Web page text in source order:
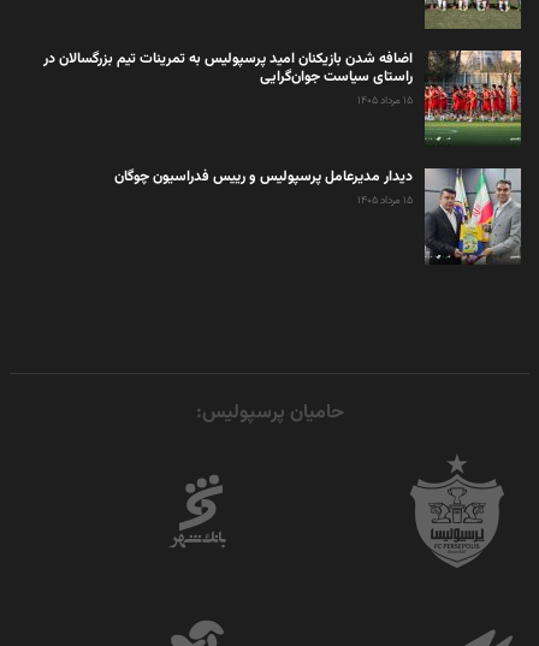
اضافه شدن بازیکنان امید پرسپولیس به تمرینات تیم بزرگسالان در
راستای سیاست جوان‌گرایی
۱۵ مرداد ۱۴۰۵
دیدار مدیرعامل پرسپولیس و رییس فدراسیون چوگان
۱۵ مرداد ۱۴۰۵
حامیان پرسپولیس: